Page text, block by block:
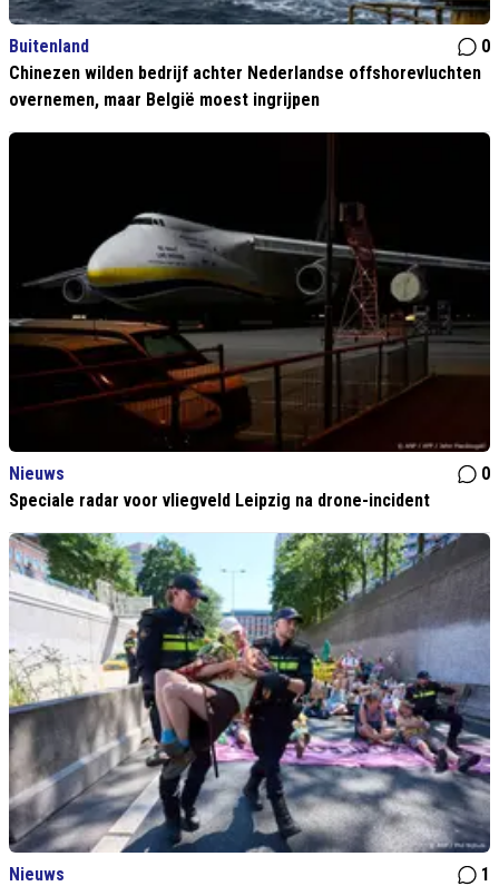
Buitenland
0
Chinezen wilden bedrijf achter Nederlandse offshorevluchten
overnemen, maar België moest ingrijpen
Nieuws
0
Speciale radar voor vliegveld Leipzig na drone-incident
Nieuws
1